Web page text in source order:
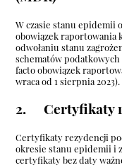
W czasie stanu epidemii
obowiązek raportowania
odwołaniu stanu
schematów
facto obowiązek
wraca od 1 sierpnia 2023).
2. Certyfikaty
Certyfikaty rezydencji
okresie stanu epidemii i
certyfikaty bez daty